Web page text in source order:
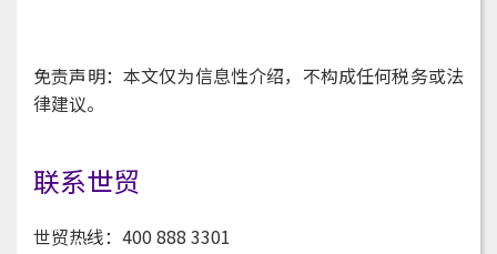
免责声明：本文仅为信息性介绍，不构成任何税务或法
律建议。
联系世贸
世贸热线：400 888 3301